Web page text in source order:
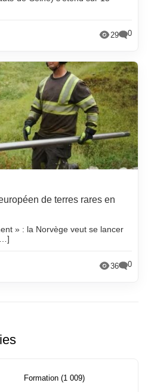
29 0
de terres rares en
» : la Norvège veut se lancer
36 0
Formation (1 009)